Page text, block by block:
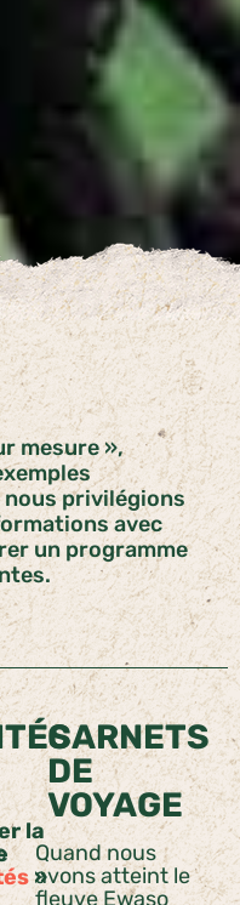
mesure »,
nous privilégions
avec
un programme
la
»
CARNETS
DE
VOYAGE
Quand nous
avons atteint le
fleuve Ewaso